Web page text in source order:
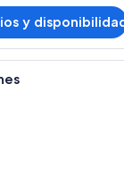
y
de hotel con una